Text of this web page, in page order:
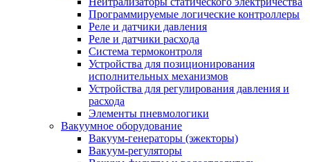
Программируемые логические контроллеры
Реле и датчики давления
Реле и датчики расхода
Система термоконтроля
Устройства для позиционирования
исполнительных механизмов
Устройства для регулирования давления и
расхода
Элементы пневмологики
Вакуумное оборудование
Вакуум-генераторы (эжекторы)
Вакуум-регуляторы